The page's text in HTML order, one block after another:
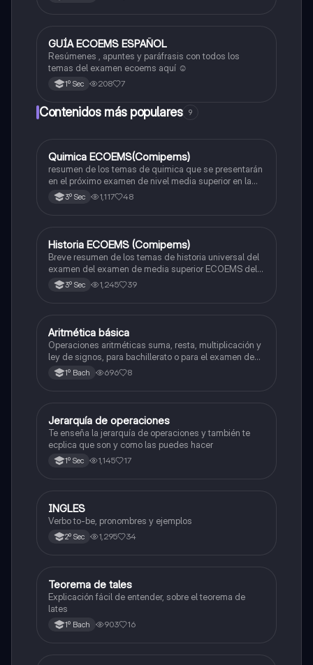
Otros
GUÍA ECOEMS ESPAÑOL
Resúmenes , apuntes y paráfrasis con todos los
temas del examen ecoems aquí ☺️
1º Sec 208 7
Contenidos más populares 9
Química
Quimica ECOEMS(Comipems)
resumen de los temas de quimica que se presentarán
en el próximo examen de nivel media superior en la
zona metropolitana de el valle de México
3º Sec 1,117 48
Historia
Historia ECOEMS (Comipems)
Breve resumen de los temas de historia universal del
examen del examen de media superior ECOEMS del
valle de México
3º Sec 1,245 39
Matemáticas
Aritmética básica
Operaciones aritméticas suma, resta, multiplicación y
ley de signos, para bachillerato o para el examen de
admisión a la universidad
1º Bach 696 8
Matemáticas
Jerarquía de operaciones
Te enseña la jerarquía de operaciones y también te
ecplica que son y como las puedes hacer
1º Sec 1,145 17
Inglés
INGLES
Verbo to-be, pronombres y ejemplos
2º Sec 1,295 34
Matemáticas
Teorema de tales
Explicación fácil de entender, sobre el teorema de
lates
1º Bach 903 16